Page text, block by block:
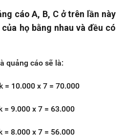
cáo A, B, C ở trên lần này
họ bằng nhau và đều có
quảng cáo sẽ là:
= 10.000 x 7 = 70.000
= 9.000 x 7 = 63.000
= 8.000 x 7 = 56.000